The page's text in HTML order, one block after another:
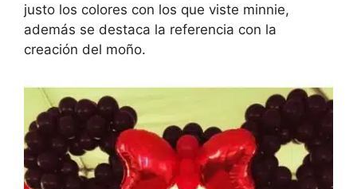
justo los colores con los que viste minnie,
además se destaca la referencia con la
creación del moño.